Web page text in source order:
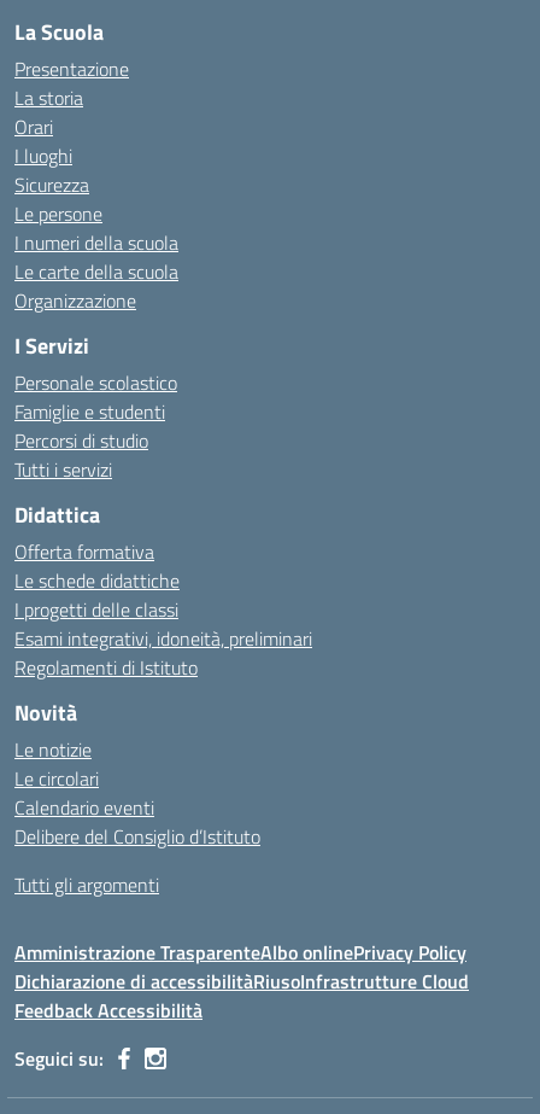
La Scuola
Presentazione
La storia
Orari
I luoghi
Sicurezza
Le persone
I numeri della scuola
Le carte della scuola
Organizzazione
I Servizi
Personale scolastico
Famiglie e studenti
Percorsi di studio
Tutti i servizi
Didattica
Offerta formativa
Le schede didattiche
I progetti delle classi
Esami integrativi, idoneità, preliminari
Regolamenti di Istituto
Novità
Le notizie
Le circolari
Calendario eventi
Delibere del Consiglio d’Istituto
Tutti gli argomenti
Amministrazione TrasparenteAlbo onlinePrivacy Policy
Dichiarazione di accessibilitàRiusoInfrastrutture Cloud
Feedback Accessibilità
Seguici su: